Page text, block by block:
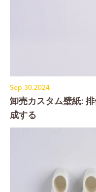
Sep 30.2024
卸売カスタム壁紙:
成する